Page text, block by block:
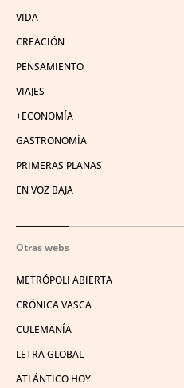
VIDA
CREACIÓN
PENSAMIENTO
VIAJES
+ECONOMÍA
GASTRONOMÍA
PRIMERAS PLANAS
EN VOZ BAJA
Otras webs
METRÓPOLI ABIERTA
CRÓNICA VASCA
CULEMANÍA
LETRA GLOBAL
ATLÁNTICO HOY